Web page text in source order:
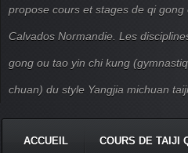
propose cours et stages de qi
Calvados Normandie. Les
gong ou tao yin chi kung
chuan) du style Yangjia michuan
ACCUEIL COURS DE TAIJI